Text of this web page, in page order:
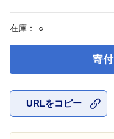
在庫： ○
寄
URLをコピー